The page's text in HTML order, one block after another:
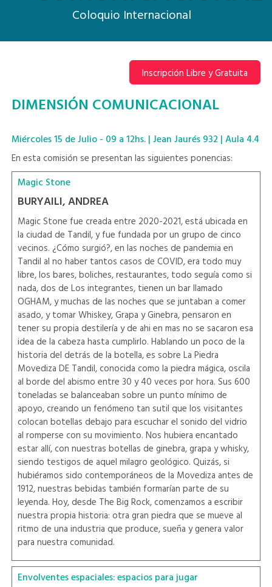
Coloquio Internacional
Inscripción Libre y Gratuita
DIMENSIÓN COMUNICACIONAL
Miércoles 15 de Julio - 09 a 12hs. | Jean Jaurés 932 | Aula 4.4
En esta comisión se presentan las siguientes ponencias:
Magic Stone
BURYAILI, ANDREA
Magic Stone fue creada entre 2020-2021, está ubicada en
la ciudad de Tandil, y fue fundada por un grupo de cinco
vecinos. ¿Cómo surgió?, en las noches de pandemia en
Tandil al no haber tantos casos de COVID, era todo muy
libre, los bares, boliches, restaurantes, todo seguía como si
nada, dos de Los integrantes, tienen un bar llamado
OGHAM, y muchas de las noches que se juntaban a comer
asado, y tomar Whiskey, Grapa y Ginebra, pensaron en
tener su propia destilería y de ahi en mas no se sacaron esa
idea de la cabeza hasta cumplirlo. Hablando un poco de la
historia del detrás de la botella, es sobre La Piedra
Movediza DE Tandil, conocida como la piedra mágica, oscila
al borde del abismo entre 30 y 40 veces por hora. Sus 600
toneladas se balanceaban sobre un punto mínimo de
apoyo, creando un fenómeno tan sutil que los visitantes
colocan botellas debajo para escuchar el sonido del vidrio
al romperse con su movimiento. Nos hubiera encantado
estar allí, con nuestras botellas de ginebra, grapa y whisky,
siendo testigos de aquel milagro geológico. Quizás, si
hubiéramos sido contemporáneos de la Movediza antes de
1912, nuestras bebidas también formarían parte de su
leyenda. Hoy, desde The Big Rock, comenzamos a escribir
nuestra propia historia: otra gran piedra que se mueve al
ritmo de una industria que produce, sueña y genera valor
para nuestra comunidad.
Envolventes espaciales: espacios para jugar